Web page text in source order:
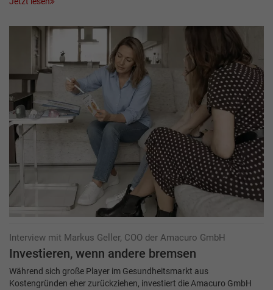
Interview mit Markus Geller, COO der Amacuro GmbH
Investieren, wenn andere bremsen
Während sich große Player im Gesundheitsmarkt aus
Kostengründen eher zurückziehen, investiert die Amacuro GmbH